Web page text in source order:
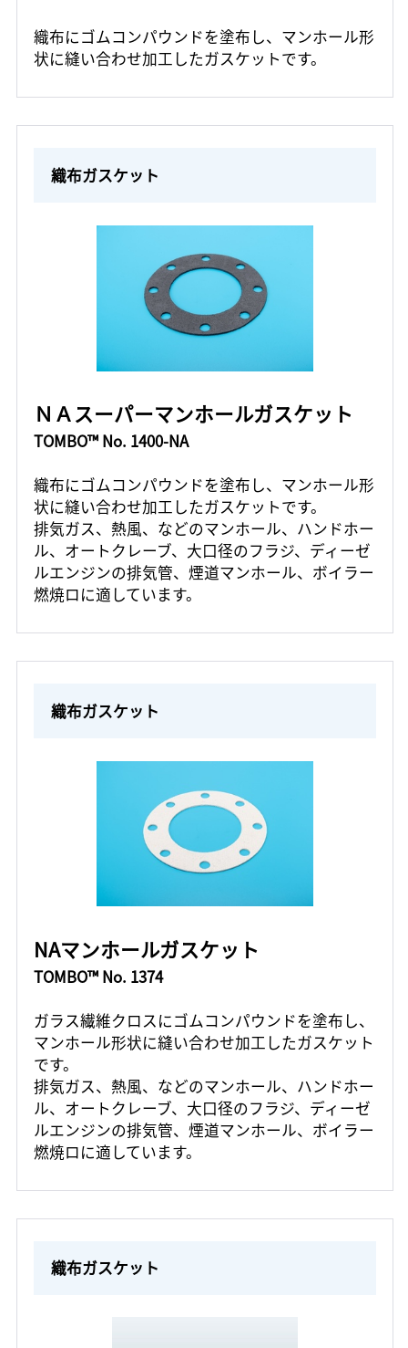
織布にゴムコンパウンドを塗布し、マンホール形
状に縫い合わせ加工したガスケットです。
織布ガスケット
ＮＡスーパーマンホールガスケット
TOMBO™ No. 1400-NA
織布にゴムコンパウンドを塗布し、マンホール形
状に縫い合わせ加工したガスケットです。
排気ガス、熱風、などのマンホール、ハンドホー
ル、オートクレーブ、大口径のフラジ、ディーゼ
ルエンジンの排気管、煙道マンホール、ボイラー
燃焼ロに適しています。
織布ガスケット
NAマンホールガスケット
TOMBO™ No. 1374
ガラス繊維クロスにゴムコンパウンドを塗布し、
マンホール形状に縫い合わせ加工したガスケット
です。
排気ガス、熱風、などのマンホール、ハンドホー
ル、オートクレーブ、大口径のフラジ、ディーゼ
ルエンジンの排気管、煙道マンホール、ボイラー
燃焼ロに適しています。
織布ガスケット